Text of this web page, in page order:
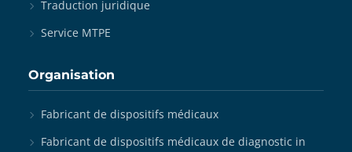
Traduction juridique
Service MTPE
Organisation
Fabricant de dispositifs médicaux
Fabricant de dispositifs médicaux de diagnostic in